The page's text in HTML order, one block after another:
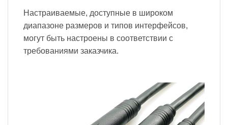
Настраиваемые, доступные в широком
диапазоне размеров и типов интерфейсов,
могут быть настроены в соответствии с
требованиями заказчика.